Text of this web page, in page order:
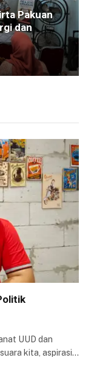
Pakuan
dan
UUD dan
kita, aspirasi…